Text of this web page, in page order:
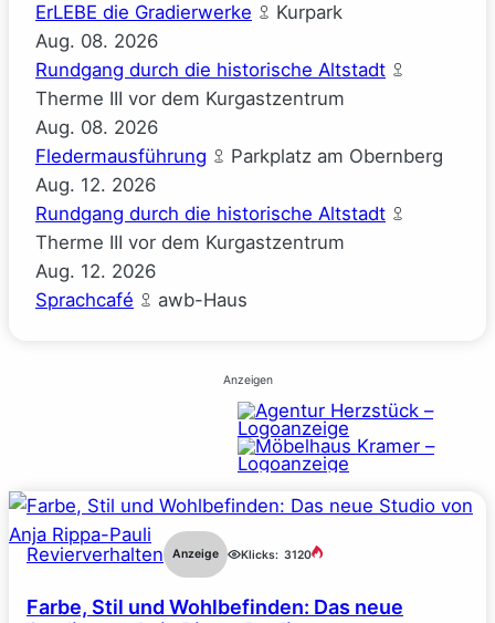
ErLEBE die Gradierwerke
Kurpark
Aug. 08. 2026
Rundgang durch die historische Altstadt
Therme III vor dem Kurgastzentrum
Aug. 08. 2026
Fledermausführung
Parkplatz am Obernberg
Aug. 12. 2026
Rundgang durch die historische Altstadt
Therme III vor dem Kurgastzentrum
Aug. 12. 2026
Sprachcafé
awb-Haus
Anzeigen
Revierverhalten Anzeige Klicks: 3120
Farbe, Stil und Wohlbefinden: Das neue